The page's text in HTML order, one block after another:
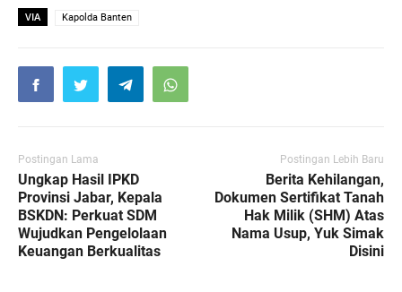
VIA Kapolda Banten
Postingan Lama
Ungkap Hasil IPKD
Provinsi Jabar, Kepala
BSKDN: Perkuat SDM
Wujudkan Pengelolaan
Keuangan Berkualitas
Postingan Lebih Baru
Berita Kehilangan,
Dokumen Sertifikat Tanah
Hak Milik (SHM) Atas
Nama Usup, Yuk Simak
Disini